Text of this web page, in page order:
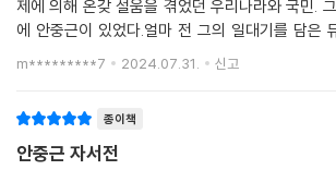
제에 의해 온갖 설움을 겪었던 우리나라와 국민.
에 안중근이 있었다.얼마 전 그의 일대기를 담은
영화를 보았다. 제목은 “영웅”.안중근의 일생을 잘
m*********7 2024.07.31. 신고
종이책
안중근 자서전